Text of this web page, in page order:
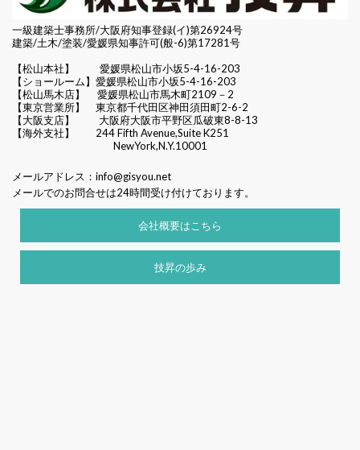
一級建築士事務所/大阪府知事登録(イ)第26924号
建築/土木/塗装/愛媛県知事許可(般-6)第17281号
【松山本社】
愛媛県松山市小坂5-4-16-203
【ショールーム】愛媛県松山市小坂5-4-16-203
【松山馬木店】 愛媛県松山市馬木町2109－2
【東京営業所】 東京都千代田区神田須田町2-6-2
【大阪支店】 大阪府大阪市平野区瓜破東8-8-13
【海外支社】 244 Fifth Avenue,Suite K251
NewYork,N.Y.10001
メールアドレス： info@gisyou.net
メールでのお問合せは24時間受け付けております。
会社概要はこちら
技昇の歩み